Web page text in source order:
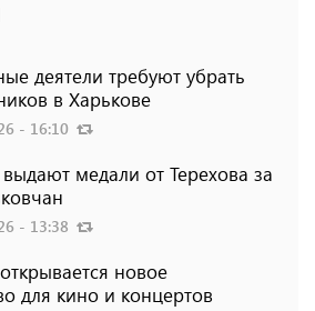
деятели требуют убрать
в Харькове
- 16:10
медали от Терехова за
- 13:38
новое
для кино и концертов